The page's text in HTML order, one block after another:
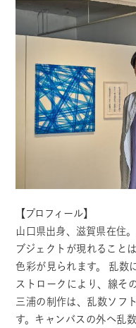
【プロフィール】
山口県出身、滋賀県在住
ブジェクトが現れること
⾊彩が⾒られます。 乱数
ストロークにより、線そ
三浦の制作は、乱数ソフ
す。キャンバスの外へ乱